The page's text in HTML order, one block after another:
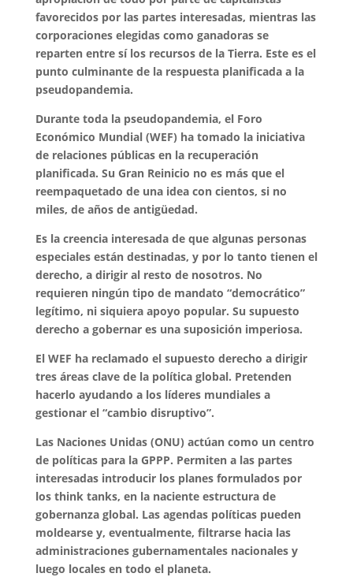
favorecidos por las partes interesadas, mientras las
corporaciones elegidas como ganadoras se
reparten entre sí los recursos de la Tierra. Este es el
punto culminante de la respuesta planificada a la
pseudopandemia.
Durante toda la pseudopandemia, el Foro
Económico Mundial (WEF) ha tomado la iniciativa
de relaciones públicas en la recuperación
planificada. Su Gran Reinicio no es más que el
reempaquetado de una idea con cientos, si no
miles, de años de antigüedad.
Es la creencia interesada de que algunas personas
especiales están destinadas, y por lo tanto tienen el
derecho, a dirigir al resto de nosotros. No
requieren ningún tipo de mandato “democrático”
legítimo, ni siquiera apoyo popular. Su supuesto
derecho a gobernar es una suposición imperiosa.
El WEF ha reclamado el supuesto derecho a dirigir
tres áreas clave de la política global. Pretenden
hacerlo ayudando a los líderes mundiales a
gestionar el “cambio disruptivo”.
Las Naciones Unidas (ONU) actúan como un centro
de políticas para la GPPP. Permiten a las partes
interesadas introducir los planes formulados por
los think tanks, en la naciente estructura de
gobernanza global. Las agendas políticas pueden
moldearse y, eventualmente, filtrarse hacia las
administraciones gubernamentales nacionales y
luego locales en todo el planeta.